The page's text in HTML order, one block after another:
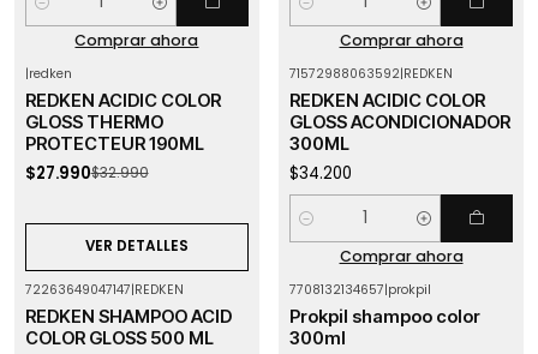
Cantidad
Comprar ahora
Cantidad
Comprar ahora
Agotado
|redken
REDKEN ACIDIC COLOR
GLOSS THERMO
PROTECTEUR 190ML
$27.990$32.990
VER DETALLES
71572988063592|REDKEN
REDKEN ACIDIC COLOR
GLOSS ACONDICIONADOR
300ML
$34.200
Cantidad
Comprar ahora
72263649047147|REDKEN
REDKEN SHAMPOO ACID
COLOR GLOSS 500 ML
7708132134657|prokpil
Prokpil shampoo color
300ml